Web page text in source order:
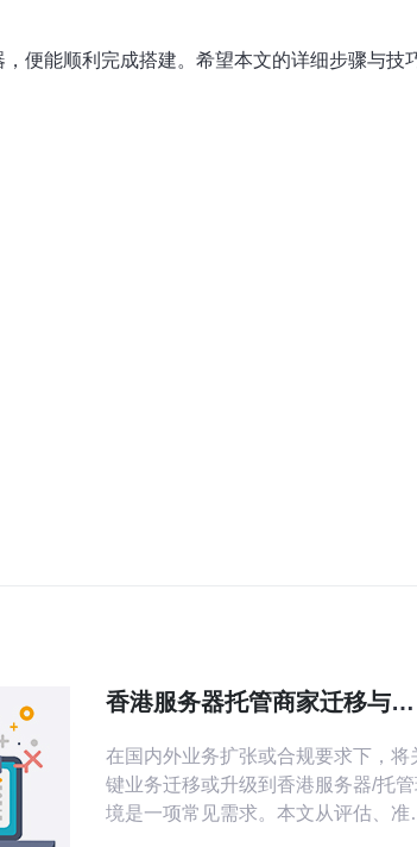
便能顺利完成搭建。希望本文的详细步骤与技
香港服务器托管商家迁移与升
性
在国内外业务扩张或合规要求下，将
键业务迁移或升级到香港服务器/托管
境是一项常见需求。本文从评估、准